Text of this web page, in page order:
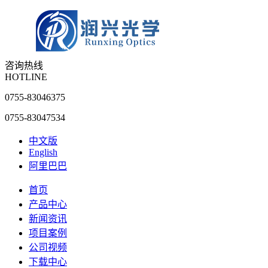
咨询热线
HOTLINE
0755-83046375
0755-83047534
中文版
English
阿里巴巴
首页
产品中心
新闻资讯
项目案例
公司视频
下载中心